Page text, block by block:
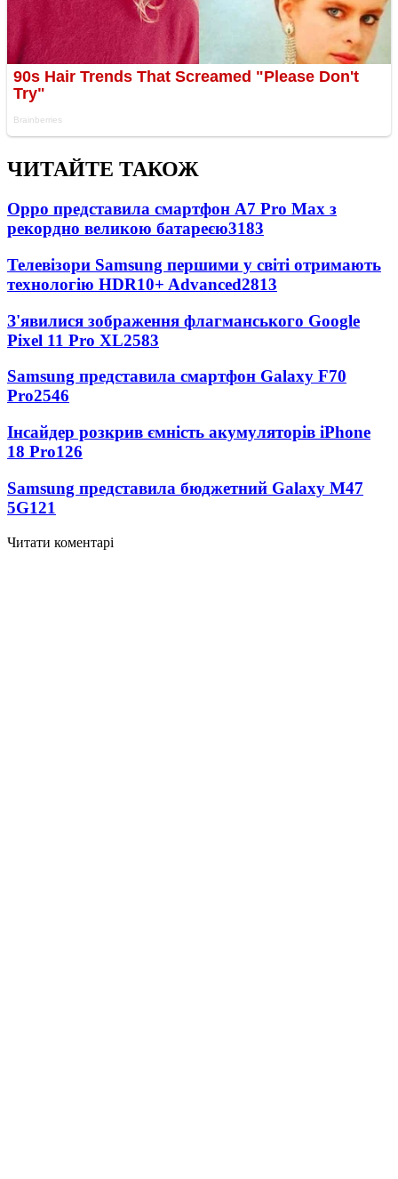
ЧИТАЙТЕ ТАКОЖ
Oppo представила смартфон A7 Pro Max з
рекордно великою батареєю3183
Телевізори Samsung першими у світі отримають
технологію HDR10+ Advanced2813
З'явилися зображення флагманського Google
Pixel 11 Pro XL2583
Samsung представила смартфон Galaxy F70
Pro2546
Інсайдер розкрив ємність акумуляторів iPhone
18 Pro126
Samsung представила бюджетний Galaxy M47
5G121
Читати коментарі